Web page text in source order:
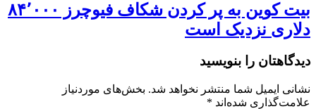
بیت کوین به پر کردن شکاف فیوچرز ۸۴٬۰۰۰
دلاری نزدیک است
دیدگاهتان را بنویسید
نشانی ایمیل شما منتشر نخواهد شد. بخش‌های موردنیاز
علامت‌گذاری شده‌اند *